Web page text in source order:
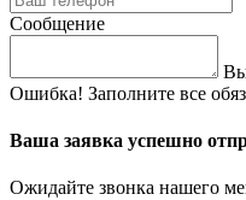
Сообщение
Ошибка! Заполните все
Ваша заявка успешно
Ожидайте звонка нашего